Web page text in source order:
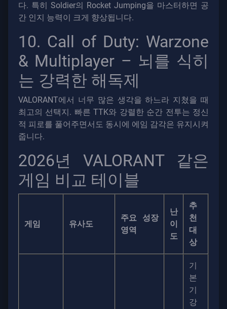
다. 특히 Soldier의 Rocket Jumping을 마스터하면 공
간 인지 능력이 크게 향상됩니다.
10. Call of Duty: Warzone
& Multiplayer – 뇌를 식히
는 강력한 해독제
VALORANT에서 너무 많은 생각을 하느라 지쳤을 때
최고의 선택지. 빠른 TTK와 강렬한 순간 전투는 정신
적 피로를 풀어주면서도 동시에 에임 감각은 유지시켜
줍니다.
2026년 VALORANT 같은
게임 비교 테이블
게임 유사도
주요 성장
영역
난
이
도
추
천
대
상
기
본
기
강